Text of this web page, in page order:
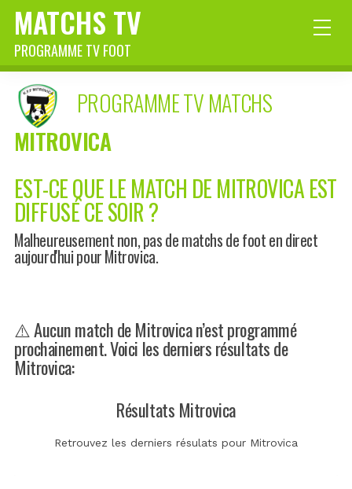
MATCHS TV
PROGRAMME TV FOOT
PROGRAMME TV MATCHS
MITROVICA
EST-CE QUE LE MATCH DE MITROVICA EST
DIFFUSÉ CE SOIR ?
Malheureusement non, pas de matchs de foot en direct
aujourd'hui pour Mitrovica.
⚠️ Aucun match de Mitrovica n’est programmé
prochainement. Voici les derniers résultats de
Mitrovica:
Résultats Mitrovica
Retrouvez les derniers résulats pour Mitrovica